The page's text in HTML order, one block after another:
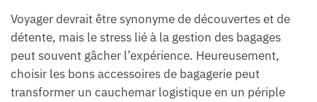
Voyager devrait être synonyme de découvertes et de
détente, mais le stress lié à la gestion des bagages
peut souvent gâcher l’expérience. Heureusement,
choisir les bons accessoires de bagagerie peut
transformer un cauchemar logistique en un périple